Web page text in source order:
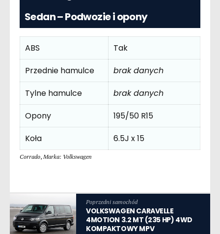
Sedan – Podwozie i opony
ABS
Tak
Przednie hamulce
brak danych
Tylne hamulce
brak danych
Opony
195/50 R15
Koła
6.5J x 15
Corrado, Marka: Volkswagen
Poprzedni samochód
VOLKSWAGEN CARAVELLE
4MOTION 3.2 MT (235 HP) 4WD
KOMPAKTOWY MPV